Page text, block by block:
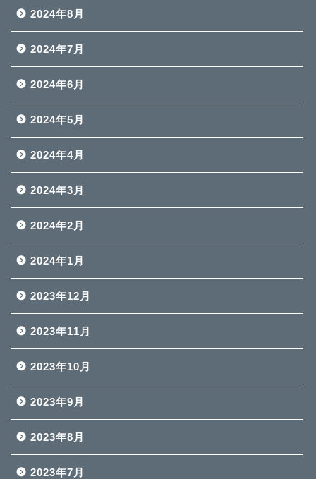
2024年8月
2024年7月
2024年6月
2024年5月
2024年4月
2024年3月
2024年2月
2024年1月
2023年12月
2023年11月
2023年10月
2023年9月
2023年8月
2023年7月